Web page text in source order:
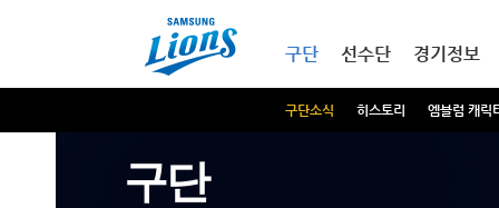
구단
구단소식 히스토리 엠블럼 캐릭
선수단 경기정보
구단